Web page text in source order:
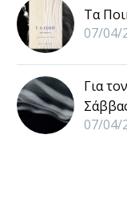
Τα
07/04/
Για
07/04/